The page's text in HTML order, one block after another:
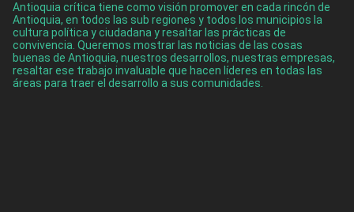
Antioquia crítica tiene como visión promover en cada rincón de
Antioquia, en todos las sub regiones y todos los municipios la
cultura política y ciudadana y resaltar las prácticas de
convivencia. Queremos mostrar las noticias de las cosas
buenas de Antioquia, nuestros desarrollos, nuestras empresas,
resaltar ese trabajo invaluable que hacen líderes en todas las
áreas para traer el desarrollo a sus comunidades.